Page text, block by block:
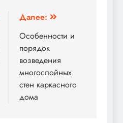
Далее:
Особенности и
порядок
возведения
многослойных
стен каркасного
дома